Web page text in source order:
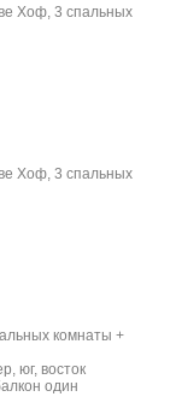
Хоф, 3 спальных
Хоф, 3 спальных
комнаты +
юг, восток
один